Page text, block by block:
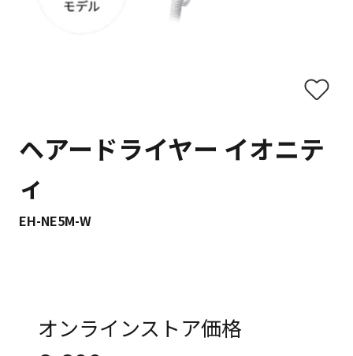
ヘアードライヤー イオニテ
ィ
EH-NE5M-W
オンラインストア価格